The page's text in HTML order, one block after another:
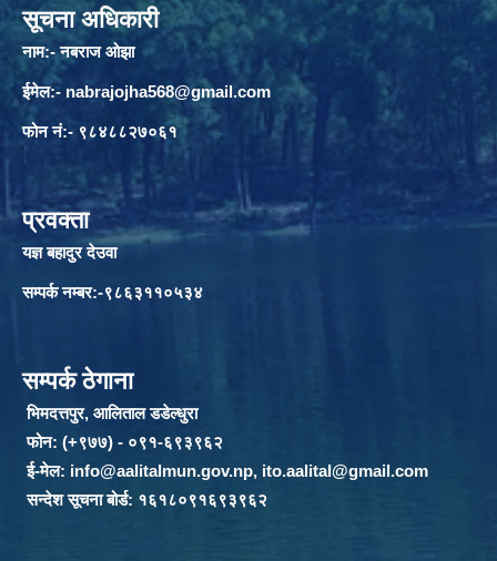
सूचना अधिकारी
नाम:- नबराज ओझा
ईमेल:- nabrajojha568@gmail.com
फोन नं:- ९८४८८२७०६१
प्रवक्ता
यज्ञ बहादुर देउवा
सम्पर्क नम्बर:-९८६३११०५३४
सम्पर्क ठेगाना
भिमदत्तपुर, आलिताल डडेल्धुरा
फोन: (+९७७) - ०९१-६९३९६२
ई-मेल: info@aalitalmun.gov.np, ito.aalital@gmail.com
सन्देश सूचना बोर्ड: १६१८०९१६९३९६२